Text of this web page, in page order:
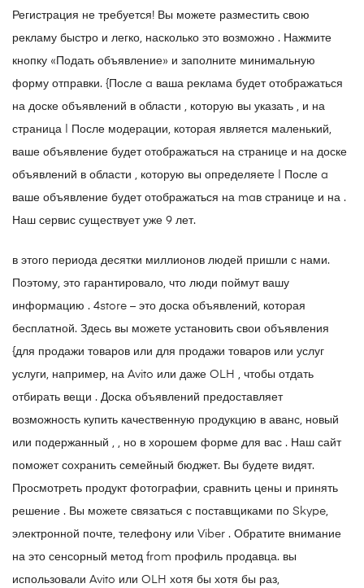
Регистрация не требуется! Вы можете разместить свою
рекламу быстро и легко, насколько это возможно . Нажмите
кнопку «Подать объявление» и заполните минимальную
форму отправки. {После a ваша реклама будет отображаться
на доске объявлений в области , которую вы указать , и на
страница | После модерации, которая является маленький,
ваше объявление будет отображаться на странице и на доске
объявлений в области , которую вы определяете | После a
ваше объявление будет отображаться на maв странице и на .
Наш сервис существует уже 9 лет.
в этого периода десятки миллионов людей пришли с нами.
Поэтому, это гарантировало, что люди поймут вашу
информацию . 4store – это доска объявлений, которая
бесплатной. Здесь вы можете установить свои объявления
{для продажи товаров или для продажи товаров или услуг
услуги, например, на Avito или даже OLH , чтобы отдать
отбирать вещи . Доска объявлений предоставляет
возможность купить качественную продукцию в аванс, новый
или подержанный , , но в хорошем форме для вас . Наш сайт
поможет сохранить семейный бюджет. Вы будете видят.
Просмотреть продукт фотографии, сравнить цены и принять
решение . Вы можете связаться с поставщиками по Skype,
электронной почте, телефону или Viber . Обратите внимание
на это сенсорный метод from профиль продавца. вы
использовали Avito или OLH хотя бы хотя бы раз,